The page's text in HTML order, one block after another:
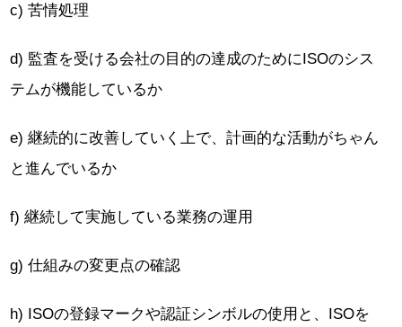
c) 苦情処理
d) 監査を受ける会社の目的の達成のためにISOのシス
テムが機能しているか
e) 継続的に改善していく上で、計画的な活動がちゃん
と進んでいるか
f) 継続して実施している業務の運用
g) 仕組みの変更点の確認
h) ISOの登録マークや認証シンボルの使用と、ISOを